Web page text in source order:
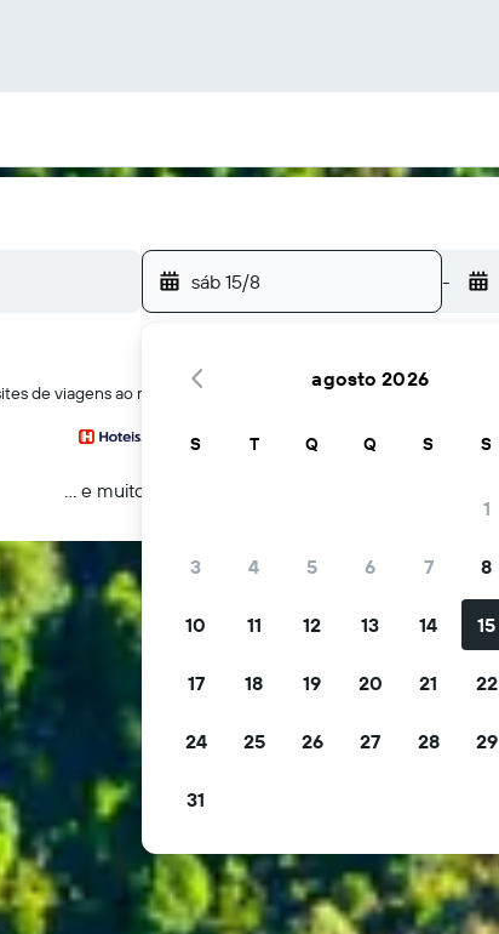
sáb 15/8 -
de viagens ao mesmo tempo
... e muito mais
agosto 2026
S T Q Q S S
1
3 4 5 6 7 8
10 11 12 13 14 15
17 18 19 20 21 22
24 25 26 27 28 29
31